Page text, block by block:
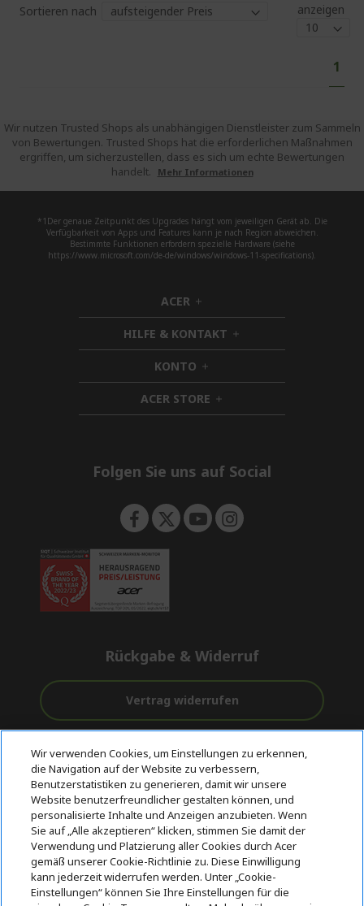
Sortieren nach anzeigen
Sie
die
1
Wir nutzen Trusted Shops als unabhängigen Dienstleister zum Sammeln
von Bewertungen. Trusted Shops hat die erforderlichen Maßnahmen
ergriffen, um sicherzustellen, dass es sich um echte Bewertungen
handelt.
Mehr Informationen
*1Der genaue Zeitpunkt des Upgrades hängt vom jeweiligen Gerät ab. Die
Verfügbarkeit von Apps und Features kann je nach Region abweichen.
Bestimmte Funktionen erfordern spezielle Hardware (siehe
https://www.microsoft.com/de-de/windows/windows-11-specifications).
ACER h
i
d
d
e
n
HILFE & KONTAKT h
i
d
n
KONTO h
i
d
d
ACER STORE h
i
e
Folgen Sie uns auf Social
Rückgabe & Widerruf
Vertrag widerrufen
Kostenloser
Versand
vor und nach
dem Kauf
Sichere
Zahlungsoptionen
© 2026 Acer Inc.
CPYou BV ist der autorisierte Wiederverkäufer und Händler der
Produkte und Dienstleistungen, die in diesem Shop angeboten
werden.
Wir verwenden Cookies, um Einstellungen zu erkennen,
die Navigation auf der Website zu verbessern,
Benutzerstatistiken zu generieren, damit wir unsere
Website benutzerfreundlicher gestalten können, und
personalisierte Inhalte und Anzeigen anzubieten. Wenn
Sie auf „Alle akzeptieren“ klicken, stimmen Sie damit der
Verwendung und Platzierung aller Cookies durch Acer
gemäß unserer Cookie-Richtlinie zu. Diese Einwilligung
kann jederzeit widerrufen werden. Unter „Cookie-
Einstellungen“ können Sie Ihre Einstellungen für die